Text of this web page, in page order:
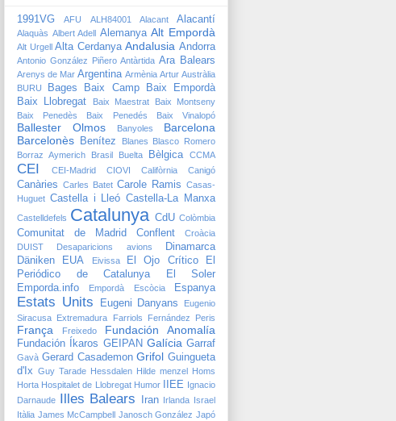
1991VG AFU ALH84001 Alacant Alacantí
Alaquàs Albert Adell Alemanya Alt Empordà
Alt Urgell Alta Cerdanya Andalusia Andorra
Antonio González Piñero Antàrtida Ara Balears
Arenys de Mar Argentina Armènia Artur Austràlia
BURU
Bages Baix Camp
Baix Empordà
Baix Llobregat
Baix Maestrat
Baix Montseny
Baix Penedès
Baix Penedés Baix Vinalopó
Ballester Olmos Banyoles
Barcelona
Barcelonès
Benítez Blanes Blasco Romero
Borraz Aymerich
Brasil Buelta Bèlgica CCMA
CEI CEI-Madrid CIOVI Califòrnia Canigó
Canàries Carles Batet Carole Ramis Casas-
Huguet Castella i Lleó Castella-La Manxa
Castelldefels Catalunya CdU Colòmbia
Comunitat de Madrid Conflent
Croàcia
DUIST
Desaparicions avions
Dinamarca
Däniken
EUA Eivissa El Ojo Crítico
El
Periódico de Catalunya
El Soler
Emporda.info
Empordà Escòcia Espanya
Estats Units Eugeni Danyans
Eugenio
Siracusa Extremadura Farriols Fernández Peris
França Freixedo Fundación Anomalía
Fundación Íkaros GEIPAN Galícia Garraf
Gavà Gerard Casademon Grifol Guingueta
d'Ix Guy Tarade Hessdalen Hilde menzel Homs
Horta Hospitalet de Llobregat Humor IIEE Ignacio
Darnaude Illes Balears Iran Irlanda Israel
Itàlia James McCampbell Janosch González Japó